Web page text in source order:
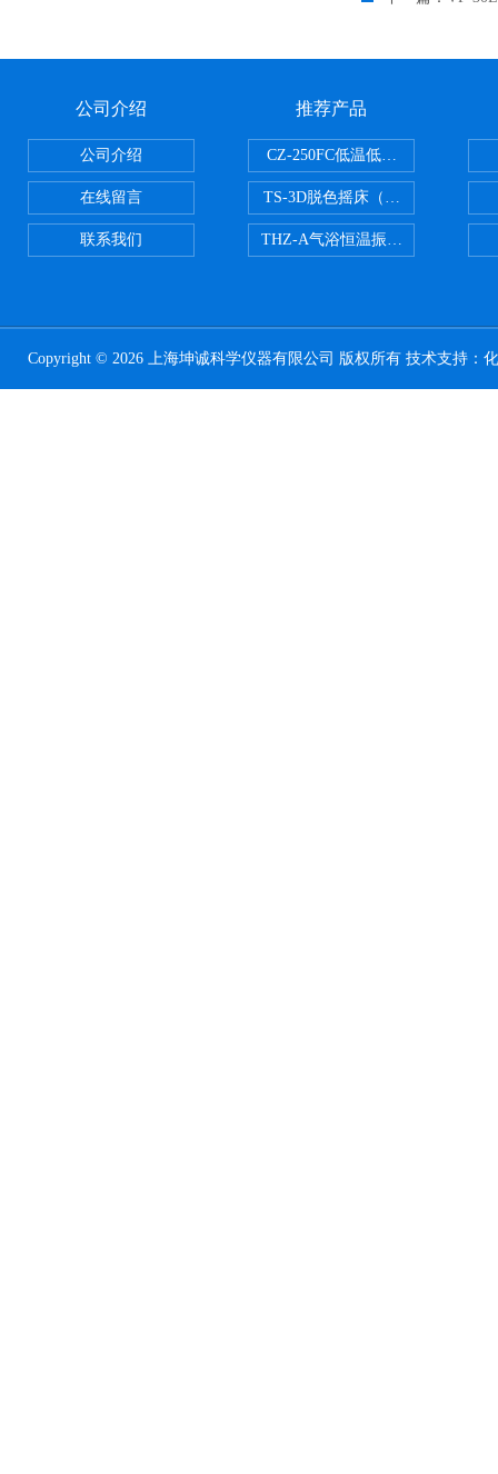
公司介绍
公司介绍
在线留言
联系我们
推荐产品
CZ-250FC低温低湿种子储藏柜
TS-3D脱色摇床（三维运动）
THZ-A气浴恒温振荡器
Copyright © 2026 上海坤诚科学仪器有限公司 版权所有 技术支持：